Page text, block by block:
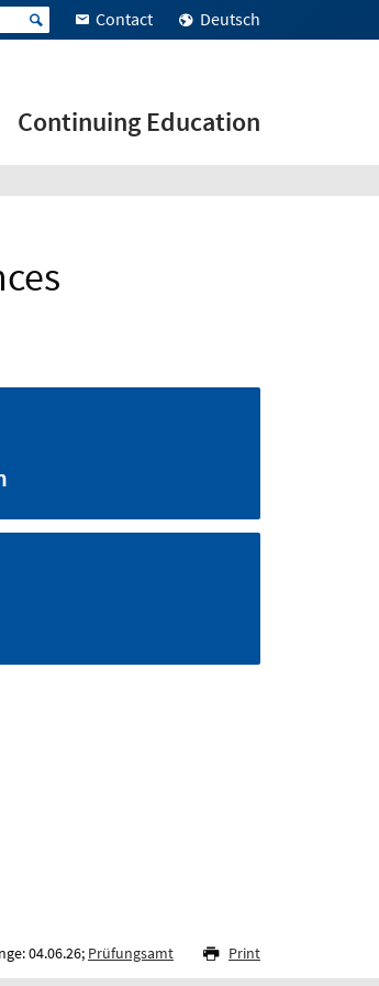
Contact Deutsch
Continuing Education
04.06.26; Prüfungsamt Print